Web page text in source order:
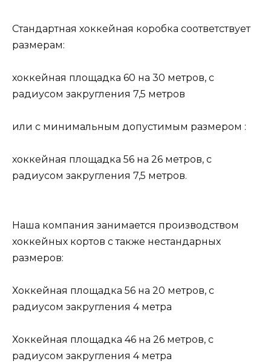
Стандартная хоккейная коробка соответствует
размерам:
хоккейная площадка 60 на 30 метров, с
радиусом закругления 7,5 метров
или с минимальным допустимым размером :
хоккейная площадка 56 на 26 метров, с
радиусом закругления 7,5 метров.
Наша компания занимается производством
хоккейных кортов с также нестандарных
размеров:
Хоккейная площадка 56 на 20 метров, с
радиусом закругления 4 метра
Хоккейная площадка 46 на 26 метров, с
радиусом закругления 4 метра